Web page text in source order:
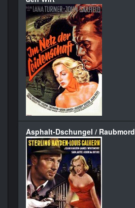
Asphalt-Dschungel / Raubmord